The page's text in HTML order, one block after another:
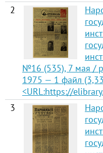
2
№16 (535), 7 мая /
1975 — 1 файл
<URL:https://
3